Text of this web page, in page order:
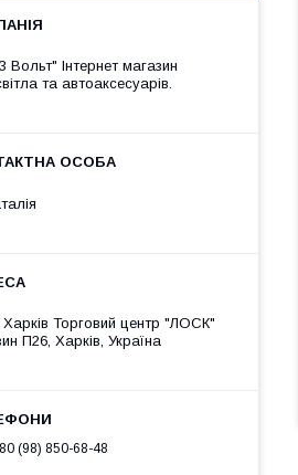
Вольт" Інтернет магазин
та автоаксесуарів.
Торговий центр "ЛОСК"
П26, Харків, Україна
(98) 850-68-48